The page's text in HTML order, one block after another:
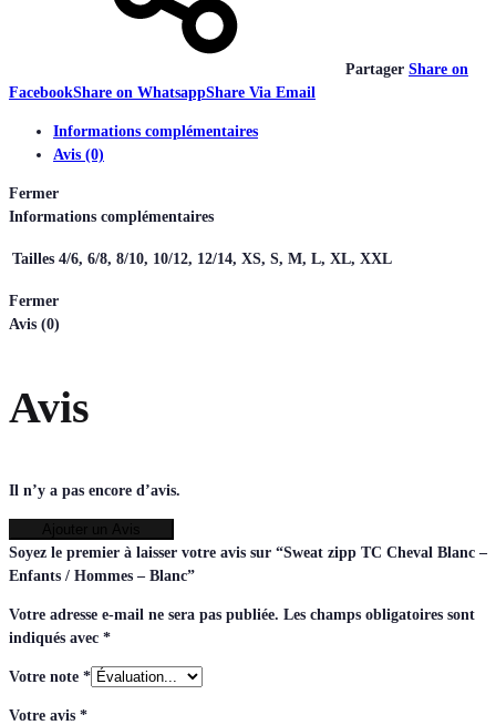
Partager Share on
FacebookShare on WhatsappShare Via Email
Informations complémentaires
Avis (0)
Fermer
Informations complémentaires
Tailles 4/6, 6/8, 8/10, 10/12, 12/14, XS, S, M, L, XL, XXL
Fermer
Avis (0)
Avis
Il n’y a pas encore d’avis.
Soyez le premier à laisser votre avis sur “Sweat zipp TC Cheval Blanc –
Enfants / Hommes – Blanc”
Votre adresse e-mail ne sera pas publiée. Les champs obligatoires sont
indiqués avec *
Votre note *
Votre avis *